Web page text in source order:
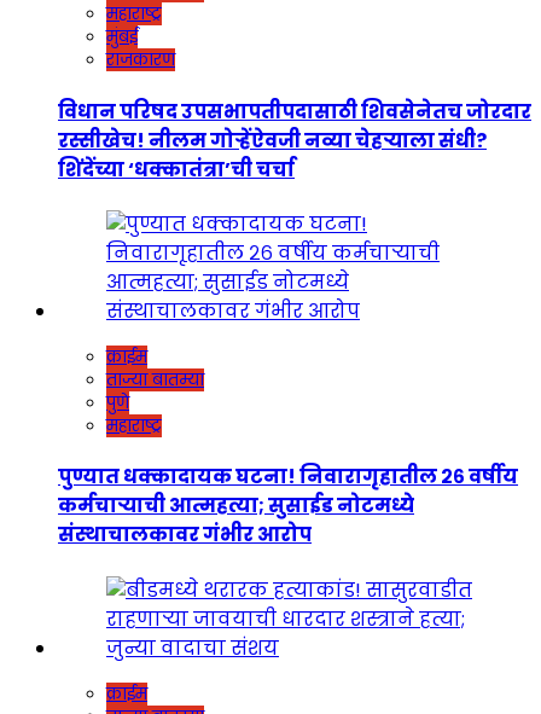
महाराष्ट्र
मुंबई
राजकारण
विधान परिषद उपसभापतीपदासाठी शिवसेनेतच जोरदार
रस्सीखेच! नीलम गोऱ्हेंऐवजी नव्या चेहऱ्याला संधी?
शिंदेंच्या ‘धक्कातंत्रा’ची चर्चा
क्राईम
ताज्या बातम्या
पुणे
महाराष्ट्र
पुण्यात धक्कादायक घटना! निवारागृहातील २६ वर्षीय
कर्मचाऱ्याची आत्महत्या; सुसाईड नोटमध्ये
संस्थाचालकावर गंभीर आरोप
क्राईम